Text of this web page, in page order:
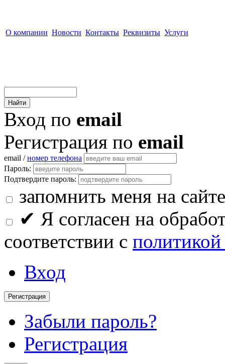
О компании Новости Контакты Реквизиты Услуги
Вход по email
Регистрация по email
email /номер телефона
Пароль:
Подтвердите пароль:
запомнить меня на сайте
✔ Я согласен на
соответствии с
Вход
Регистрация
Забыли пароль?
Регистрация